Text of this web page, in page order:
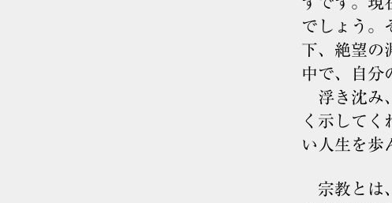
でしょう。
下、絶望の
中で、自分
浮き沈み
く示してく
い人生を歩
宗教とは